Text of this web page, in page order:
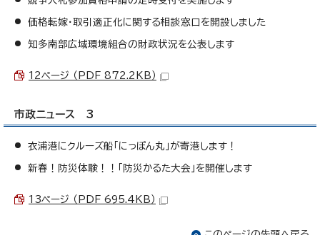
価格転嫁・取引適正化に関する相談窓口を開設しました
知多南部広域環境組合の財政状況を公表します
12ページ （PDF 872.2KB）
市政ニュース 3
衣浦港にクルーズ船「にっぽん丸」が寄港します！
新春！防災体験！！「防災かるた大会」を開催します
13ページ （PDF 695.4KB）